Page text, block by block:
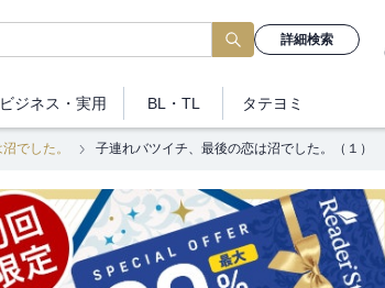
詳細検索
ビジネス ・実用 BL・TL タテヨミ
でした。 子連れバツイチ、最後の恋は沼でした。（１）